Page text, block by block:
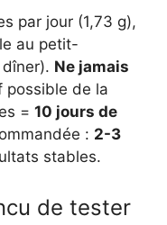
par jour (1,73 g),
au petit-
Ne jamais
possible de la
= 10 jours de
: 2-3
stables.
de tester